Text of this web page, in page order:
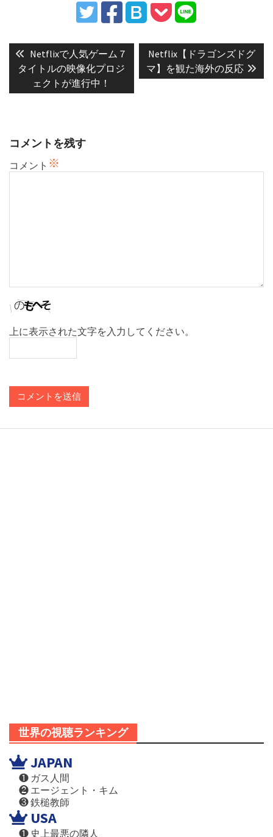
稿
ナ
ョ
ン
Previous
post:
Netflixで人気ゲーム７
タイトルの映像化プロジ
ェクトが進行中！
Next
post:
Netflix【ドラゴンズドグ
マ】を観た海外の反応
コメントを残す
コメント ※
上に表示された文字を入力してください。
世界の視聴ランキング
JAPAN
❶ ガス人間
❷ エージェント・キム
❸ 鉄槌教師
USA
❶ 史上最悪の隣人